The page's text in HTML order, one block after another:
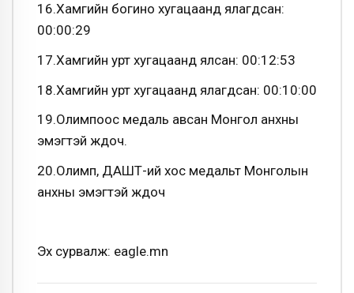
16.Хамгийн богино хугацаанд ялагдсан:
00:00:29
17.Хамгийн урт хугацаанд ялсан: 00:12:53
18.Хамгийн урт хугацаанд ялагдсан: 00:10:00
19.Олимпоос медаль авсан Монгол анхны
эмэгтэй жүдоч.
20.Олимп, ДАШТ-ий хос медальт Монголын
анхны эмэгтэй жүдоч
Эх сурвалж: eagle.mn